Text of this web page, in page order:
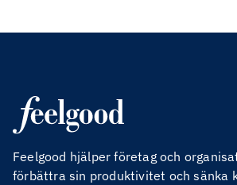
Feelgood hjälper företag och
förbättra sin produktivitet och sänka